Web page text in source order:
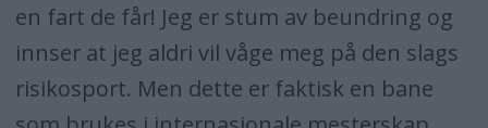
en fart de får! Jeg er stum av beundring og
innser at jeg aldri vil våge meg på den slags
risikosport. Men dette er faktisk en bane